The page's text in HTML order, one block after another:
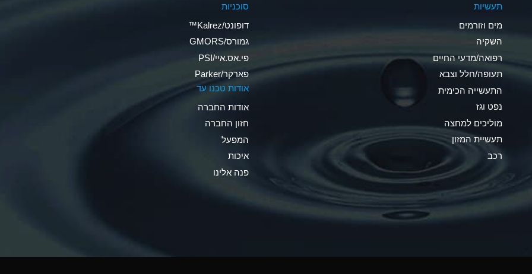
C
A
*
A
B
תעשיות
מים וזורמים
השקיה
רפואה/מדעי החיים
תעופה/חלל וצבא
התעשייה הכימית
נפט וגז
מוליכים למחצה
תעשיית המזון
רכב
סוכניות
דופונט/Kalrez™
גמורס/GMORS
פי.אס.איי/PSI
פארקר/Parker
אודות טכנו עד
אודות החברה
חזון החברה
המפעל
איכות
פנה אלינו